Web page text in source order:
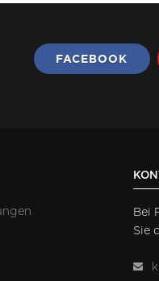
FACEBOOK
Bei
Sie